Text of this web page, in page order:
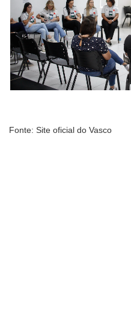
Fonte: Site oficial do Vasco